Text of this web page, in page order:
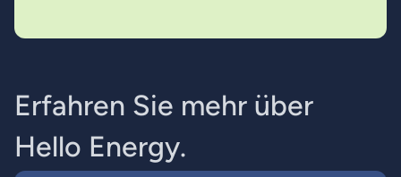
Erfahren Sie mehr über
Hello Energy.